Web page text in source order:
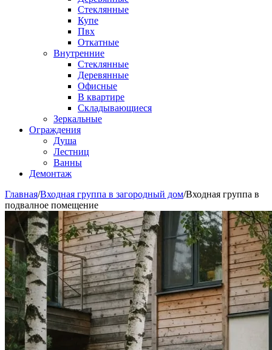
Стеклянные
Купе
Пвх
Откатные
Внутренние
Стеклянные
Деревянные
Офисные
В квартире
Складывающиеся
Зеркальные
Ограждения
Душа
Лестниц
Ванны
Демонтаж
Главная/Входная группа в загородный дом/Входная группа в
подвалное помещение